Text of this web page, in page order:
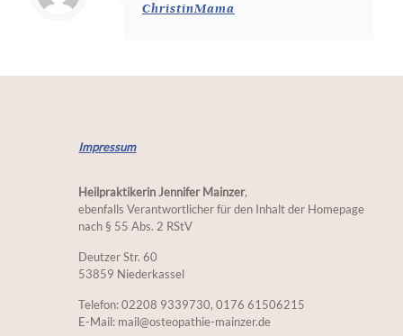
ChristinMama
Impressum
Heilpraktikerin Jennifer Mainzer,
ebenfalls Verantwortlicher für den Inhalt der Homepage
nach § 55 Abs. 2 RStV
Deutzer Str. 60
53859 Niederkassel
Telefon: 02208 9339730, 0176 61506215
E-Mail: mail@osteopathie-mainzer.de